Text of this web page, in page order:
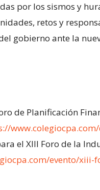
por los sismos y
retos y
gobierno ante la
de Planificación
el XIII Foro de la
evento/